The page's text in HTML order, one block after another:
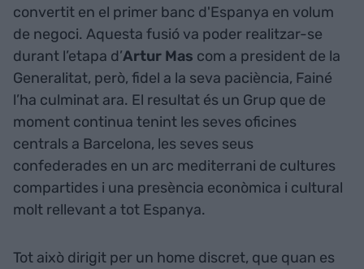
convertit en el primer banc d'Espanya en volum
de negoci. Aquesta fusió va poder realitzar-se
durant l’etapa d’Artur Mas com a president de la
Generalitat, però, fidel a la seva paciència, Fainé
l’ha culminat ara. El resultat és un Grup que de
moment continua tenint les seves oficines
centrals a Barcelona, les seves seus
confederades en un arc mediterrani de cultures
compartides i una presència econòmica i cultural
molt rellevant a tot Espanya.
Tot això dirigit per un home discret, que quan es